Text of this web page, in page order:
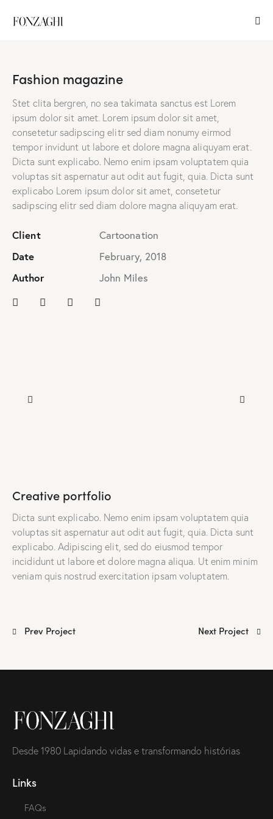
Fashion magazine
Creative portfolio
Dicta sunt explicabo. Nemo enim ipsam voluptatem quia
voluptas sit aspernatur aut odit aut fugit, quia. Dicta sunt
explicabo. Adipiscing elit, sed do eiusmod tempor
incididunt ut labore et dolore magna aliqua. Ut enim minim
veniam quis nostrud exercitation ipsam voluptatem.
Stet clita bergren, no sea takimata sanctus est Lorem
ipsum dolor sit amet. Lorem ipsum dolor sit amet,
consetetur sadipscing elitr sed diam nonumy eirmod
tempor invidunt ut labore et dolore magna aliquyam erat.
Dicta sunt explicabo. Nemo enim ipsam voluptatem quia
voluptas sit aspernatur aut odit aut fugit, quia. Dicta sunt
explicabo Lorem ipsum dolor sit amet, consetetur
sadipscing elitr sed diam dolore magna aliquyam erat.
Client Cartoonation
Date February, 2018
Author John Miles
Prev Project Next Project
Desde 1980 Lapidando vidas e transformando histórias
Links
FAQs